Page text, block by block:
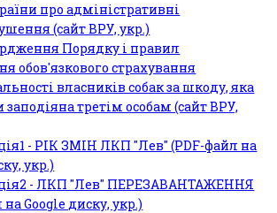
про адміністративні
(сайт ВРУ, укр.)
Порядку і правил
обов'язкового страхування
власників собак за шкоду, яка
третім особам (сайт ВРУ,
- РІК ЗМІН ЛКП "Лев" (PDF-файл на
укр.)
- ЛКП "Лев" ПЕРЕЗАВАНТАЖЕННЯ
Google диску, укр.)